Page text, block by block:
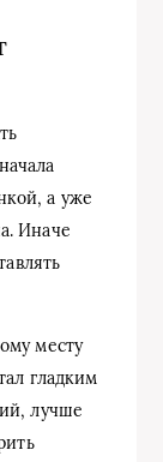
а уже
Иначе
месту
гладким
лучше